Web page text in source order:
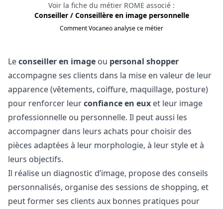
Voir la fiche du métier ROME associé :
Conseiller / Conseillère en image personnelle
Comment Vocaneo analyse ce métier
Leconseiller en image ou personal shopper
accompagne ses clients dans la mise en valeur de leur
apparence (vêtements, coiffure, maquillage, posture)
pour renforcer leurconfiance en eux et leur image
professionnelle ou personnelle. Il peut aussi les
accompagner dans leurs achats pour choisir des
pièces adaptées à leur morphologie, à leur style et à
leurs objectifs.
Il réalise un diagnostic d’image, propose des conseils
personnalisés, organise des sessions de shopping, et
peut former ses clients aux bonnes pratiques pour